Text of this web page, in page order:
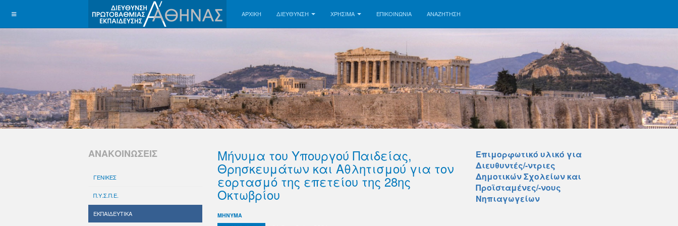
ΑΡΧΙΚΗ ΔΙΕΥΘΥΝΣΗ ΧΡΗΣΙΜΑ ΕΠΙΚΟΙΝΩΝΊΑ ΑΝΑΖΉΤΗΣΗ
Μήνυμα του Υπουργού Παιδείας,
Θρησκευμάτων και Αθλητισμού για τον
εορτασμό της επετείου της 28ης
Οκτωβρίου
ΜΗΝΥΜΑ
ΑΝΑΚΟΙΝΩΣΕΙΣ
ΓΕΝΙΚΕΣ
Π.Υ.Σ.Π.Ε.
ΕΚΠΑΙΔΕΥΤΙΚΑ
Επιμορφωτικό υλικό για
Διευθυντές/-ντριες
Δημοτικών Σχολείων και
Προϊσταμένες/-νους
Νηπιαγωγείων